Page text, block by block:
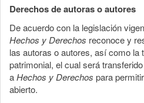
Derechos de autoras o autores
De acuerdo con la legislación
Hechos y Derechos reconoce y
las autoras o autores, así como la
patrimonial, el cual será
aHechos y Derechos para
abierto.